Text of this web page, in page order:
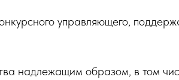
управляющего,
надлежащим образом, в том